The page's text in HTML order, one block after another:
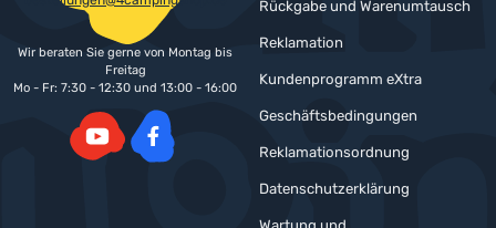
Rückgabe und Warenumtausch
Reklamation
Kundenprogramm eXtra
Geschäftsbedingungen
Reklamationsordnung
Datenschutzerklärung
Wir beraten Sie gerne von Montag bis
Freitag
Mo - Fr: 7:30 - 12:30 und 13:00 - 16:00